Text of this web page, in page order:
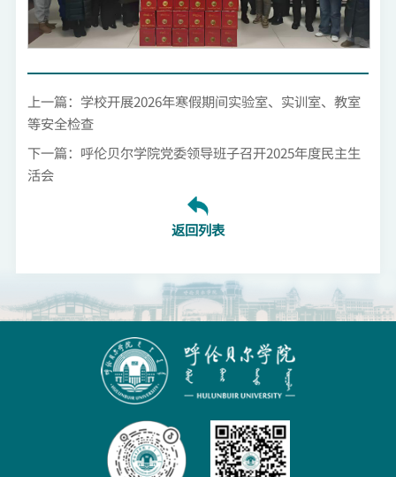
上一篇：学校开展2026年寒假期间实验室、实训室、教室
等安全检查
下一篇：呼伦贝尔学院党委领导班子召开2025年度民主生
活会
返回列表